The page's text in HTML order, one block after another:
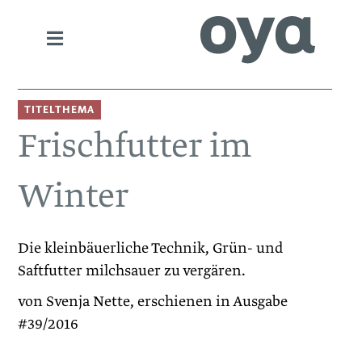
TITELTHEMA
Frischfutter im
Winter
Die kleinbäuerliche Technik, Grün- und
Saftfutter milchsauer zu vergären.
von Svenja Nette, erschienen in Ausgabe
#39/2016